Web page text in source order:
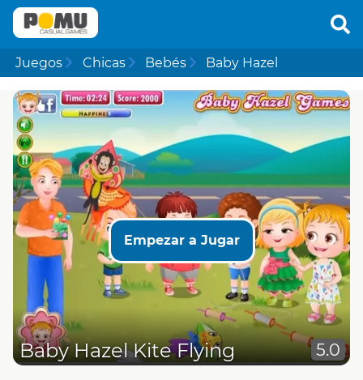
Juegos Chicas Bebés Baby Hazel
Empezar a Jugar
Baby Hazel Kite Flying 5.0